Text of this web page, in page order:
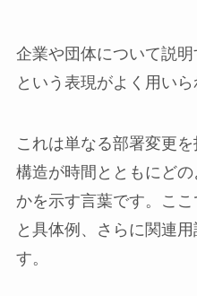
企業や団体について説明
という表現がよく用いら
これは単なる部署変更
構造が時間とともにど
かを示す言葉です。こ
と具体例、さらに関連
す。